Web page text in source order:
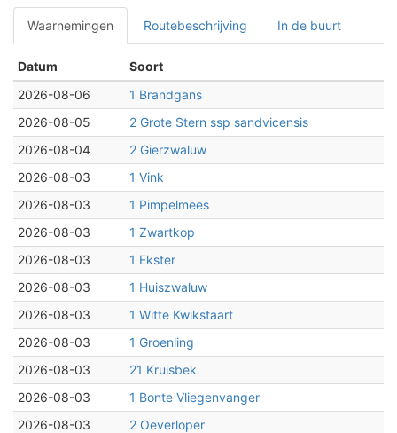
Waarnemingen Routebeschrijving In de buurt
Datum
Soort
2026-08-06
1 Brandgans
2026-08-05
2 Grote Stern ssp sandvicensis
2026-08-04
2 Gierzwaluw
2026-08-03
1 Vink
2026-08-03
1 Pimpelmees
2026-08-03
1 Zwartkop
2026-08-03
1 Ekster
2026-08-03
1 Huiszwaluw
2026-08-03
1 Witte Kwikstaart
2026-08-03
1 Groenling
2026-08-03
21 Kruisbek
2026-08-03
1 Bonte Vliegenvanger
2026-08-03
2 Oeverloper